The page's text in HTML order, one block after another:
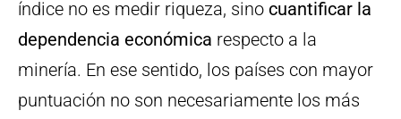
índice no es medir riqueza, sino cuantificar la
dependencia económica respecto a la
minería. En ese sentido, los países con mayor
puntuación no son necesariamente los más